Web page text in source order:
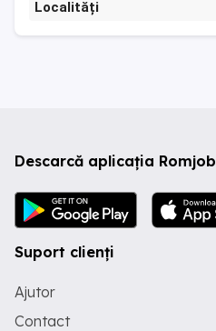
Localități
Descarcă aplicația Romjob
Suport clienți
Ajutor
Contact